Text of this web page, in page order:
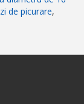
de picurare,